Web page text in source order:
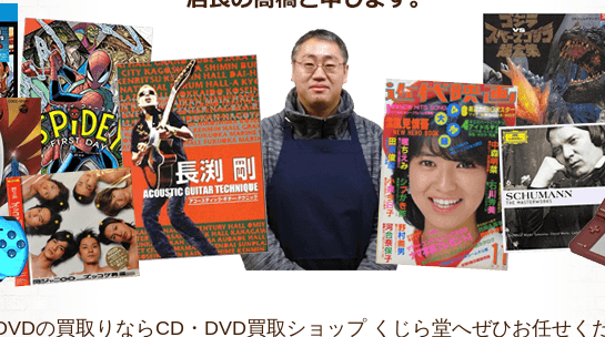
の買取りならCD・DVD買取ショップ くじら堂へぜひお任せく